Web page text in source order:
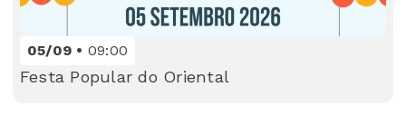
05/09 09:00
Festa Popular do Oriental